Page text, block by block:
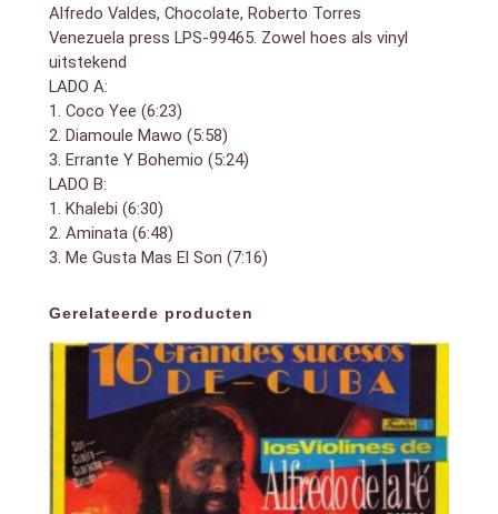
Alfredo Valdes, Chocolate, Roberto Torres
Venezuela press LPS-99465. Zowel hoes als vinyl
uitstekend
LADO A:
1. Coco Yee (6:23)
2. Diamoule Mawo (5:58)
3. Errante Y Bohemio (5:24)
LADO B:
1. Khalebi (6:30)
2. Aminata (6:48)
3. Me Gusta Mas El Son (7:16)
Gerelateerde producten